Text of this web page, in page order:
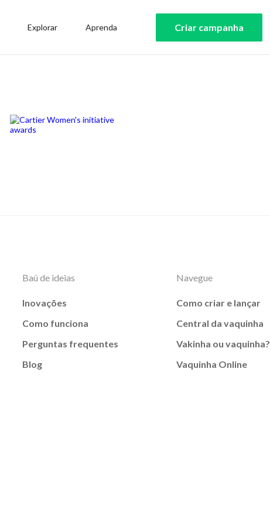
Explorar Aprenda Criar campanha
Baú de ideias
Inovações
Como funciona
Perguntas frequentes
Blog
Navegue
Como criar e lançar
Central da vaquinha
Vakinha ou vaquinha?
Vaquinha Online